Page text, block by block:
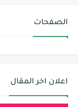
الصفحات
اعلان اخر المقال